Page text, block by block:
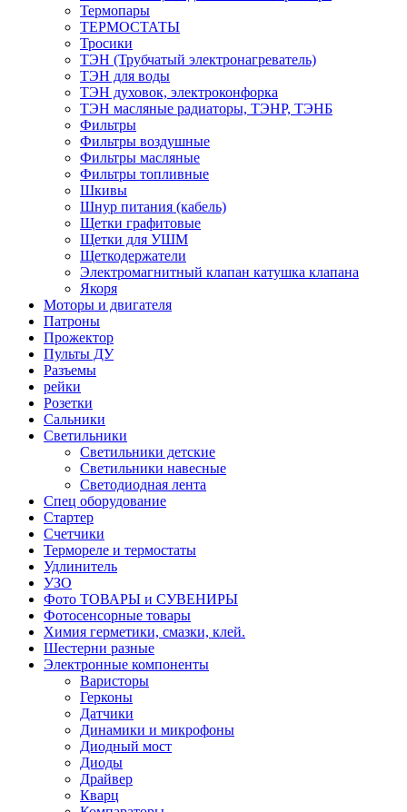
Термопары
ТЕРМОСТАТЫ
Тросики
ТЭН (Трубчатый электронагреватель)
ТЭН для воды
ТЭН духовок, электроконфорка
ТЭН масляные радиаторы, ТЭНР, ТЭНБ
Фильтры
Фильтры воздушные
Фильтры масляные
Фильтры топливные
Шкивы
Шнур питания (кабель)
Щетки графитовые
Щетки для УШМ
Щеткодержатели
Электромагнитный клапан катушка клапана
Якоря
Моторы и двигателя
Патроны
Прожектор
Пульты ДУ
Разъемы
рейки
Розетки
Сальники
Светильники
Светильники детские
Светильники навесные
Светодиодная лента
Спец оборудование
Стартер
Счетчики
Термореле и термостаты
Удлинитель
УЗО
Фото ТОВАРЫ и СУВЕНИРЫ
Фотосенсорные товары
Химия герметики, смазки, клей.
Шестерни разные
Электронные компоненты
Варисторы
Герконы
Датчики
Динамики и микрофоны
Диодный мост
Диоды
Драйвер
Кварц